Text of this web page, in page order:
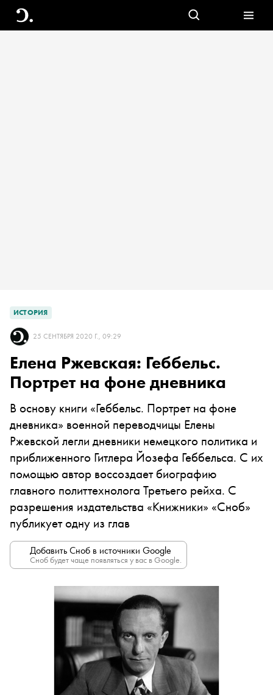
ИСТОРИЯ
25 СЕНТЯБРЯ 2020 Г., 09:29
Елена Ржевская: Геббельс.
Портрет на фоне дневника
В основу книги «Геббельс. Портрет на фоне
дневника» военной переводчицы Елены
Ржевской легли дневники немецкого политика и
приближенного Гитлера Йозефа Геббельса. С их
помощью автор воссоздает биографию
главного политтехнолога Третьего рейха. С
разрешения издательства «Книжники» «Сноб»
публикует одну из глав
Добавить Сноб в источники Google
Сноб будет чаще появляться у вас в Google.